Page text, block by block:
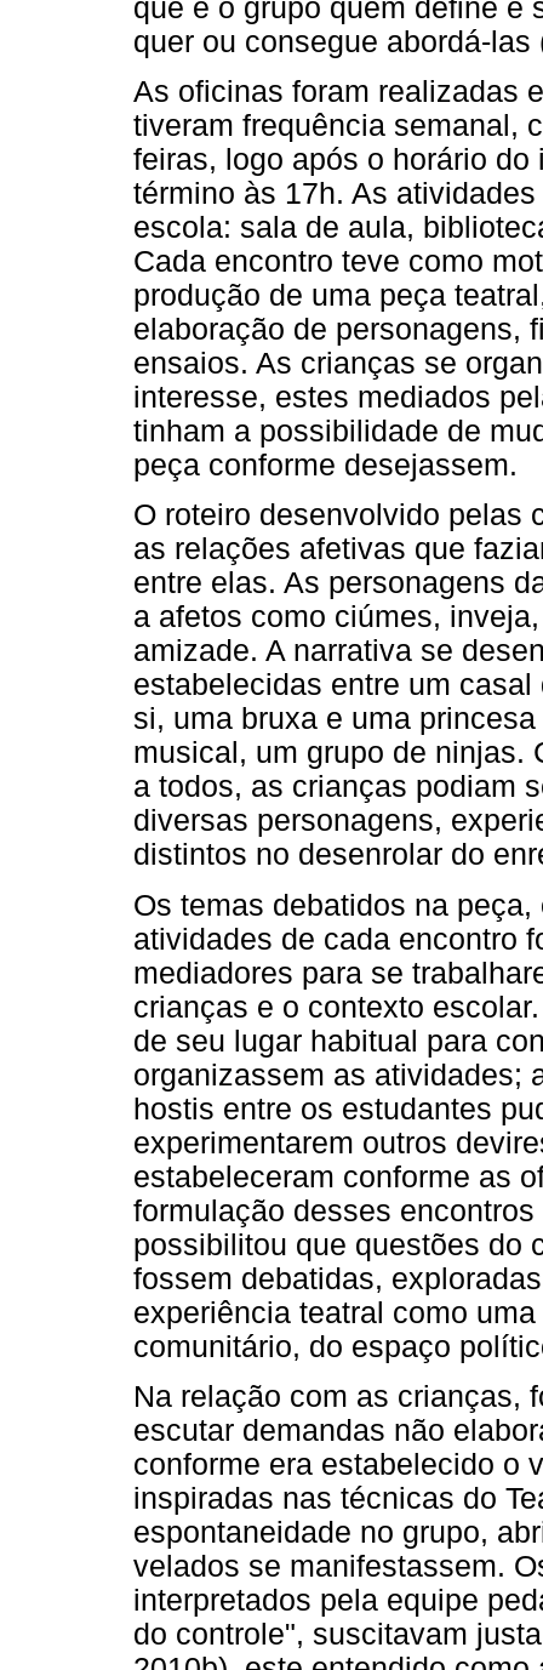
que é o grupo quem define e
quer ou consegue abordá-las
As oficinas foram realizadas
tiveram frequência semanal,
feiras, logo após o horário
término às 17h. As
escola: sala de aula,
Cada encontro teve como
produção de uma peça
elaboração de personagens,
ensaios. As crianças se
interesse, estes mediados
tinham a possibilidade de
peça conforme desejassem.
O roteiro desenvolvido pelas
as relações afetivas que
entre elas. As personagens
a afetos como ciúmes,
amizade. A narrativa se
estabelecidas entre um
si, uma bruxa e uma
musical, um grupo de ninjas.
a todos, as crianças podiam
diversas personagens,
distintos no desenrolar do
Os temas debatidos na
atividades de cada encontro
mediadores para se
crianças e o contexto
de seu lugar habitual para
organizassem as atividades;
hostis entre os estudantes
experimentarem outros
estabeleceram conforme as
formulação desses
possibilitou que questões do
fossem debatidas,
experiência teatral como
comunitário, do espaço
Na relação com as crianças,
escutar demandas não
conforme era estabelecido o
inspiradas nas técnicas do
espontaneidade no grupo,
velados se manifestassem.
interpretados pela equipe
do controle", suscitavam